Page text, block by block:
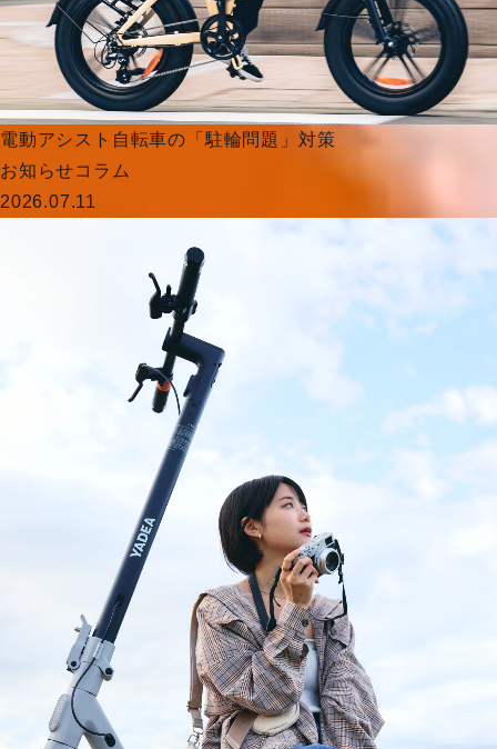
電動アシスト自転車の「駐輪問題」対策
お知らせコラム
2026.07.11